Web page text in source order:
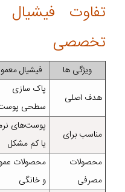
تفاوت
تخصصی
ویژگی‌ ها فیشیال
هدف اصلی
پاک‌ سازی
سطحی
مناسب برای
پوست‌های
یا کم‌ مشکل
محصولات
مصرفی
محصولات
و خانگی